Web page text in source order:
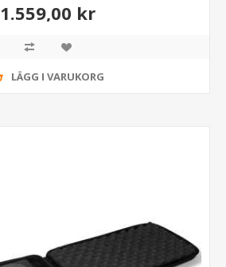
1.559,00 kr
LÄGG I VARUKORG